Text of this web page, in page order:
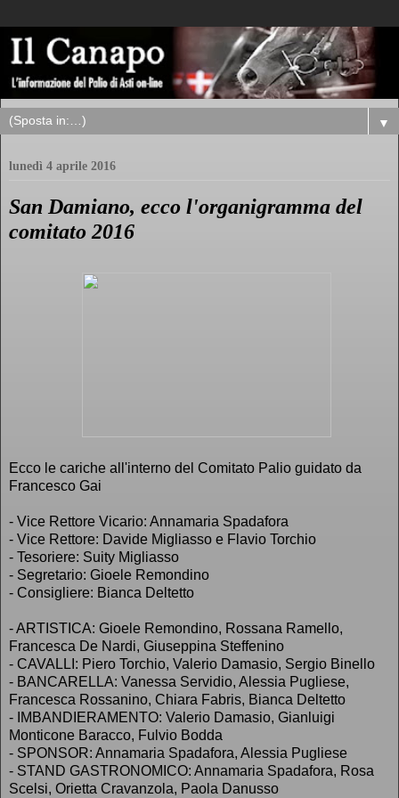
▼
lunedì 4 aprile 2016
San Damiano, ecco l'organigramma del
comitato 2016
Ecco le cariche all'interno del Comitato Palio guidato da
Francesco Gai
- Vice Rettore Vicario: Annamaria Spadafora
- Vice Rettore: Davide Migliasso e Flavio Torchio
- Tesoriere: Suity Migliasso
- Segretario: Gioele Remondino
- Consigliere: Bianca Deltetto
- ARTISTICA: Gioele Remondino, Rossana Ramello,
Francesca De Nardi, Giuseppina Steffenino
- CAVALLI: Piero Torchio, Valerio Damasio, Sergio Binello
- BANCARELLA: Vanessa Servidio, Alessia Pugliese,
Francesca Rossanino, Chiara Fabris, Bianca Deltetto
- IMBANDIERAMENTO: Valerio Damasio, Gianluigi
Monticone Baracco, Fulvio Bodda
- SPONSOR: Annamaria Spadafora, Alessia Pugliese
- STAND GASTRONOMICO: Annamaria Spadafora, Rosa
Scelsi, Orietta Cravanzola, Paola Danusso